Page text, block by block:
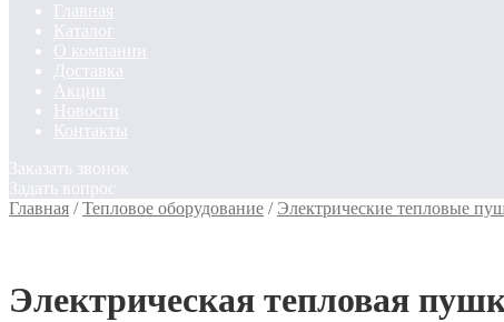
Главная
Каталог
О компании
Доставка
Акции
Новости
Контакты
Заказать звонок
Задать вопрос
Главная /Тепловое оборудование / Электрические тепловые
Электрическая тепловая